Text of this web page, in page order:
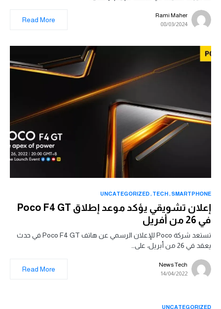
Rami Maher
08/03/2024
Read More
SMARTPHONE
TECH
UNCATEGORIZED
إعلان تشويقي يؤكد موعد إطلاق Poco F4 GT
في 26 من أفريل
تستعد شركة Poco للإعلان الرسمي عن هاتف Poco F4 GT في حدث
يعقد في 26 من أبريل، على…
News Tech
14/04/2022
Read More
UNCATEGORIZED